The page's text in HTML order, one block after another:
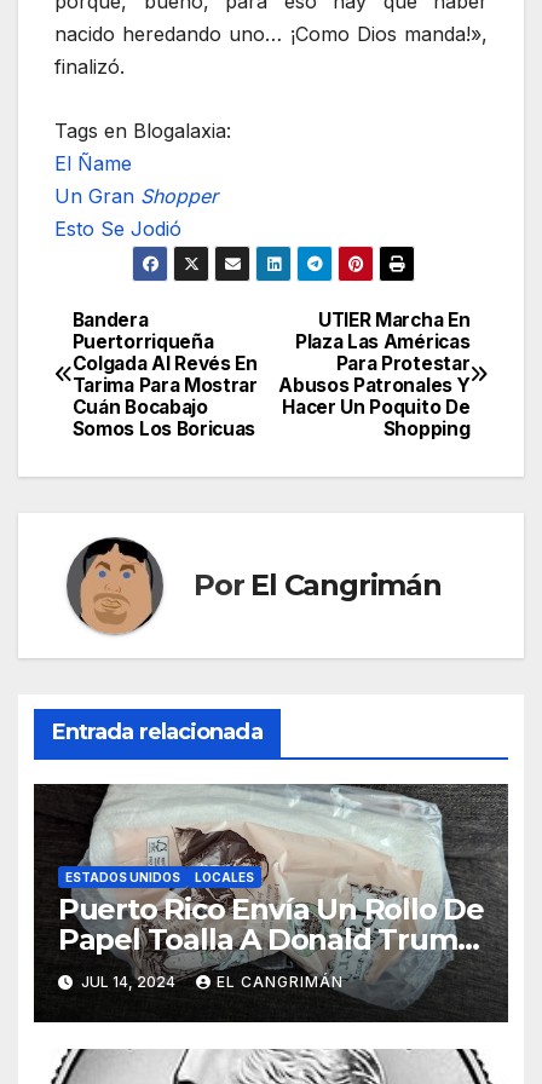
nacido heredando uno… ¡Como Dios manda!»,
finalizó.
Tags en Blogalaxia:
El Ñame
Un Gran Shopper
Esto Se Jodió
Navegación
de
entradas
UTIER Marcha En
Plaza Las Américas
Para Protestar
Abusos Patronales Y
Hacer Un Poquito De
Shopping
Bandera
Puertorriqueña
Colgada Al Revés En
Tarima Para Mostrar
Cuán Bocabajo
Somos Los Boricuas
Por El Cangrimán
Entrada relacionada
ESTADOS UNIDOS LOCALES
Puerto Rico Envía Un Rollo De
Papel Toalla A Donald Trump
Pa’ Que Use Las Hojas De
Curita
JUL 14, 2024 EL CANGRIMÁN